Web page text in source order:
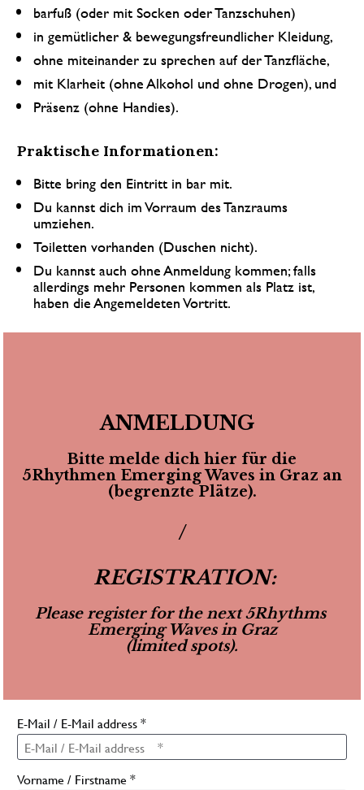
barfuß (oder mit Socken oder Tanzschuhen)
in gemütlicher & bewegungsfreundlicher Kleidung,
ohne miteinander zu sprechen auf der Tanzfläche,
mit Klarheit (ohne Alkohol und ohne Drogen), und
Präsenz (ohne Handies).
Praktische Informationen:
Bitte bring den Eintritt in bar mit.
Du kannst dich im Vorraum des Tanzraums
umziehen.
Toiletten vorhanden (Duschen nicht).
Du kannst auch ohne Anmeldung kommen; falls
allerdings mehr Personen kommen als Platz ist,
haben die Angemeldeten Vortritt.
ANMELDUNG
Bitte melde dich hier für die
5Rhythmen Emerging Waves in Graz an
(begrenzte Plätze).
/
REGISTRATION:
Please register for the next 5Rhythms
Emerging Waves in Graz
(limited spots).
E-Mail / E-Mail address *
Vorname / Firstname *